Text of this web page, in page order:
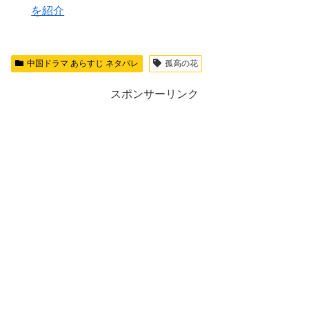
を紹介
中国ドラマ あらすじ ネタバレ 孤高の花
スポンサーリンク